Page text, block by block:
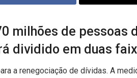
milhões de pessoas
dividido em duas
a renegociação de dívidas. A